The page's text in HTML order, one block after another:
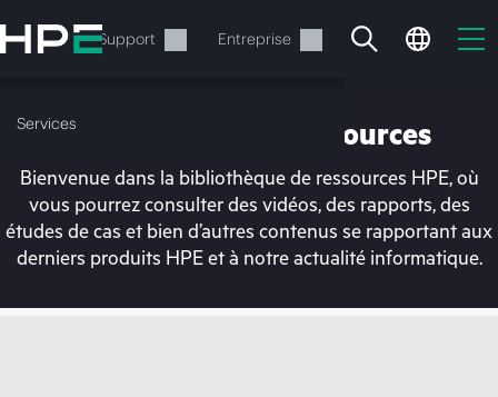
au
contenu
Services Support Entreprise
Services
Votre panier est
Bibliothèque de ressources
Bienvenue dans la bibliothèque de ressources HPE, où
vous pourrez consulter des vidéos, des rapports, des
études de cas et bien d’autres contenus se rapportant aux
derniers produits HPE et à notre actualité informatique.